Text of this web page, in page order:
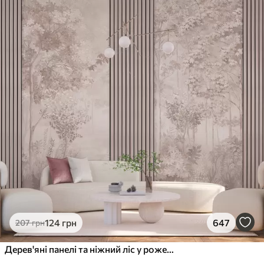
207грн124 грн 647